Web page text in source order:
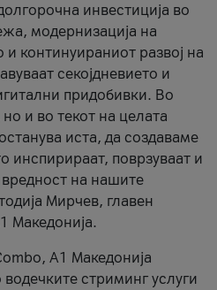
инвестиција во
модернизација на
и континуираниот развој на
секојдневието и
придобивки. Во
и во текот на целата
иста, да создаваме
инспирираат, поврзуваат и
на нашите
Мирчев, главен
Македонија.
А1 Македонија
стриминг услуги